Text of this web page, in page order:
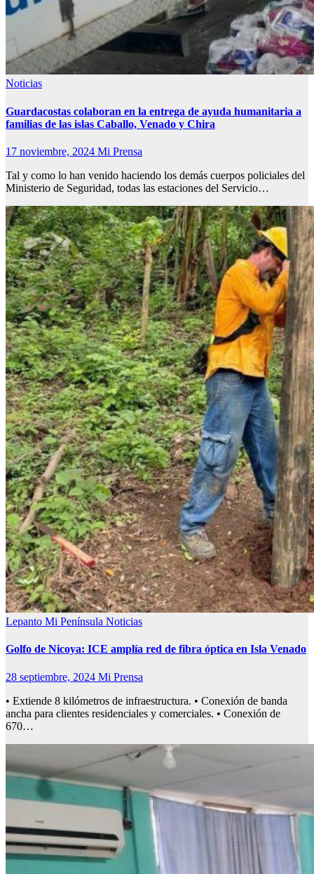
Noticias
Guardacostas colaboran en la entrega de ayuda humanitaria a
familias de las islas Caballo, Venado y Chira
17 noviembre, 2024 Mi Prensa
Tal y como lo han venido haciendo los demás cuerpos policiales del
Ministerio de Seguridad, todas las estaciones del Servicio…
Lepanto Mi Península Noticias
Golfo de Nicoya: ICE amplía red de fibra óptica en Isla Venado
28 septiembre, 2024 Mi Prensa
• Extiende 8 kilómetros de infraestructura. • Conexión de banda
ancha para clientes residenciales y comerciales. • Conexión de
670…